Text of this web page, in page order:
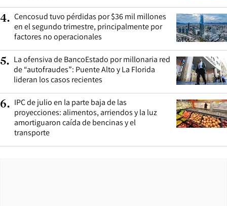
4. Cencosud tuvo pérdidas por $36 mil millones
en el segundo trimestre, principalmente por
factores no operacionales
5. La ofensiva de BancoEstado por millonaria red
de “autofraudes”: Puente Alto y La Florida
lideran los casos recientes
6. IPC de julio en la parte baja de las
proyecciones: alimentos, arriendos y la luz
amortiguaron caída de bencinas y el
transporte